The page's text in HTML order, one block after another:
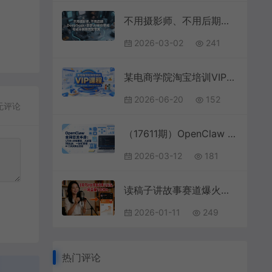
评论
不用摄影师、不用后期，DeepSeek+即梦AI带你零成本解锁百变写真！
2026-03-02 241
某电商学院淘宝培训VIP课程，各种经典有用的流量获取秘籍，改善运营产品没利润的处境（2026年6月）
2026-06-20 152
（17611期）OpenClaw 全网首发手册：5万字+持续更新，从部署到玩法，一站式掌握 AI 工具实操全流程
2026-03-12 181
读稿子讲故事赛道爆火抖音，一场直播日入1000+
2026-01-11 249
热门评论